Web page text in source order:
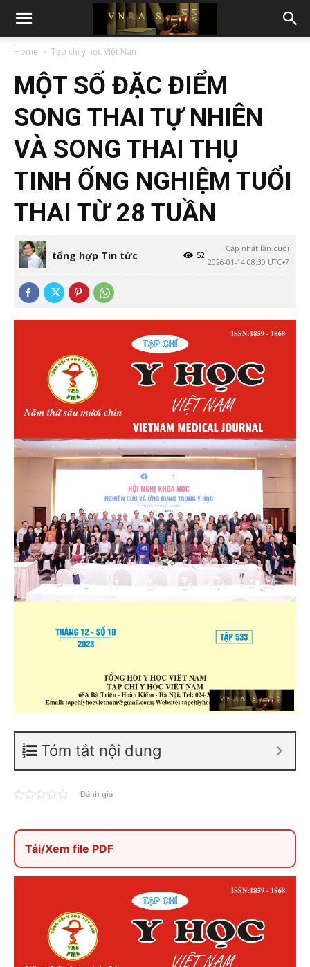
Home Tạp chí y học Việt Nam
MỘT SỐ ĐẶC ĐIỂM
SONG THAI TỰ NHIÊN
VÀ SONG THAI THỤ
TINH ỐNG NGHIỆM TUỔI
THAI TỪ 28 TUẦN
tổng hợp Tin tức
Cập nhật lần cuối
2026-01-14 08:30 UTC+7
52
Tóm tắt nội dung
Đánh giá
Tải/Xem file PDF